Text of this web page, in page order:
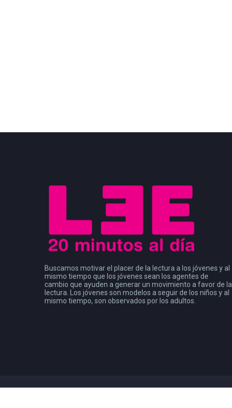
Buscamos motivar el placer de la lectura a los jóvenes y al
mismo tiempo que los jóvenes sean los agentes de
cambio que ayuden a generar un movimiento a favor de la
lectura. Los jóvenes son modelos a seguir de los niños y al
mismo tiempo, son observados por los adultos.